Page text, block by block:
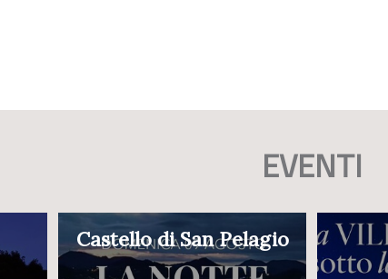
EVENTI
Castello di San Pelagio